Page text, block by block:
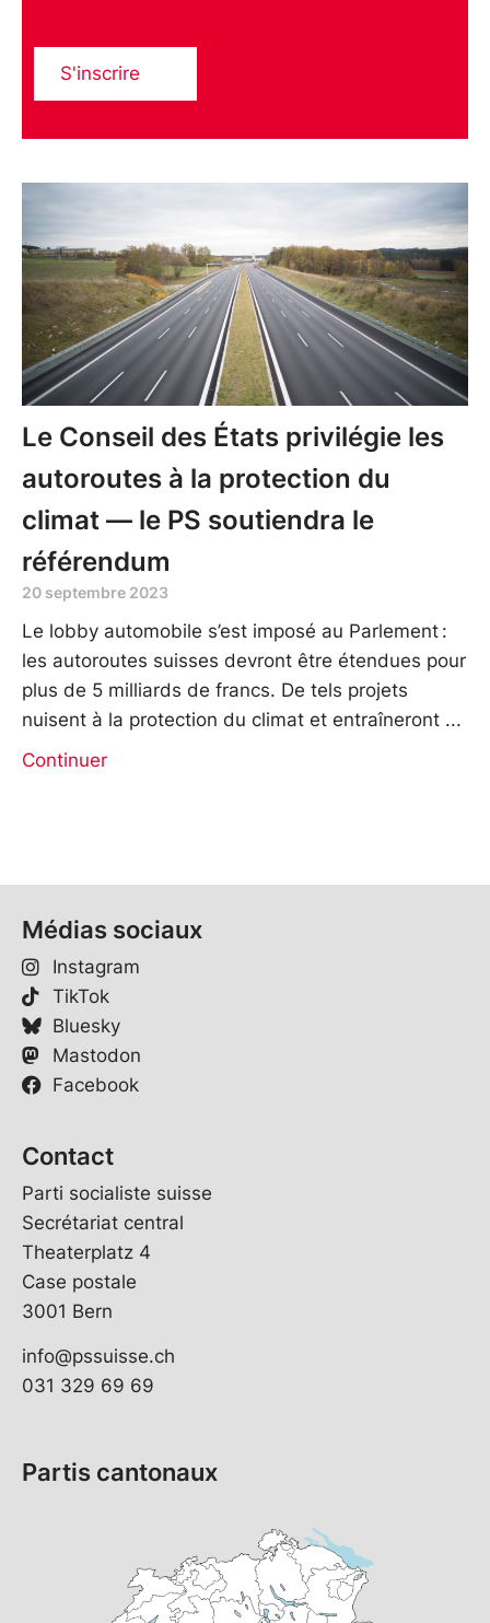
S'inscrire
Le Conseil des États privilégie les
autoroutes à la protection du
climat — le PS soutiendra le
référendum
20 septembre 2023
Le lobby automobile s’est imposé au Parlement :
les autoroutes suisses devront être étendues pour
plus de 5 milliards de francs. De tels projets
nuisent à la protection du climat et entraîneront
Continuer
Médias sociaux
Instagram
TikTok
Bluesky
Mastodon
Facebook
Contact
Parti socialiste suisse
Secrétariat central
Theaterplatz 4
Case postale
3001 Bern
info@pssuisse.ch
031 329 69 69
Partis cantonaux